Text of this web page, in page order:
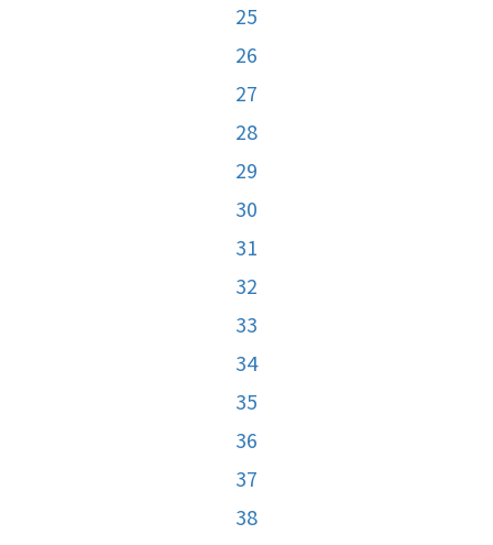
25
26
27
28
29
30
31
32
33
34
35
36
37
38